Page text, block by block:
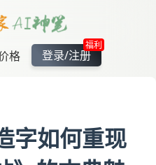
格
福利
登录/注册
字如何重现